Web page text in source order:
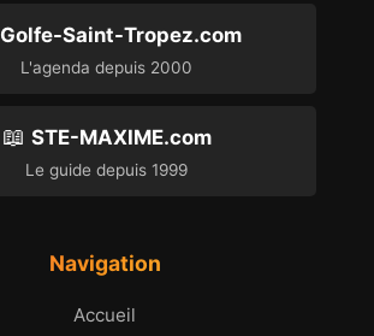
Golfe-Saint-Tropez.com
L'agenda depuis 2000
📖 STE-MAXIME.com
Le guide depuis 1999
Navigation
Accueil